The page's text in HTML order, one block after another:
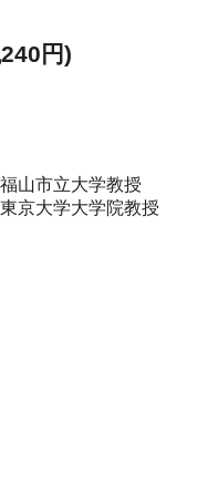
円)
山市立大学教授
京大学大学院教授